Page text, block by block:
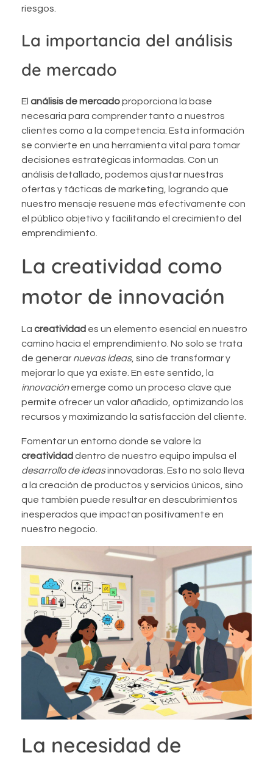
riesgos.
La importancia del análisis
de mercado
El análisis de mercadoproporciona la base
necesaria para comprender tanto a nuestros
clientes como a la competencia. Esta información
se convierte en una herramienta vital para tomar
decisiones estratégicas informadas. Con un
análisis detallado, podemos ajustar nuestras
ofertas y tácticas de marketing, logrando que
nuestro mensaje resuene más efectivamente con
el público objetivo y facilitando el crecimiento del
emprendimiento.
La creatividad como
motor de innovación
La creatividad es un elemento esencial en nuestro
camino hacia el emprendimiento. No solo se trata
de generar nuevas ideas, sino de transformar y
mejorar lo que ya existe. En este sentido, la
innovaciónemerge como un proceso clave que
permite ofrecer un valor añadido, optimizando los
recursos y maximizando la satisfacción del cliente.
Fomentar un entorno donde se valore la
creatividad dentro de nuestro equipo impulsa el
desarrollo de ideasinnovadoras. Esto no solo lleva
a la creación de productos y servicios únicos, sino
que también puede resultar en descubrimientos
inesperados que impactan positivamente en
nuestro negocio.
La necesidad de